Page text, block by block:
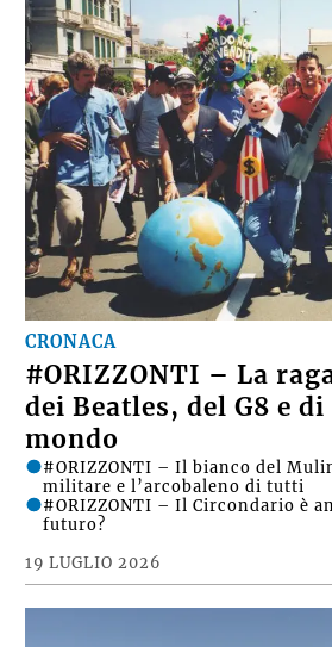
CRONACA
#ORIZZONTI – La
dei Beatles, del G8 e
mondo
19 LUGLIO 2026
#ORIZZONTI – Il bianco del
militare e l’arcobaleno di tutti
#ORIZZONTI – Il Circondario è
futuro?